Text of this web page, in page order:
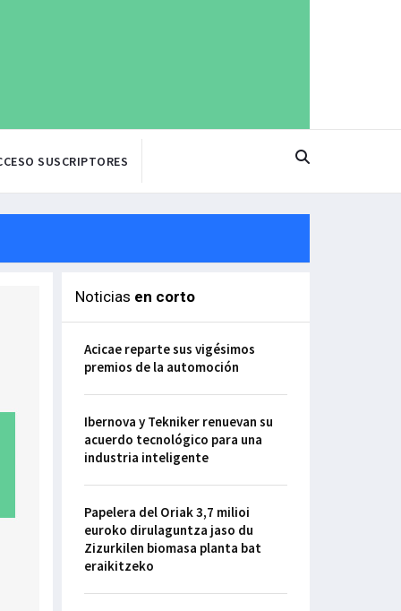
SUSCRIPTORES
Noticias en corto
Acicae reparte sus vigésimos
premios de la automoción
Ibernova y Tekniker renuevan su
acuerdo tecnológico para una
industria inteligente
Papelera del Oriak 3,7 milioi
euroko dirulaguntza jaso du
Zizurkilen biomasa planta bat
eraikitzeko